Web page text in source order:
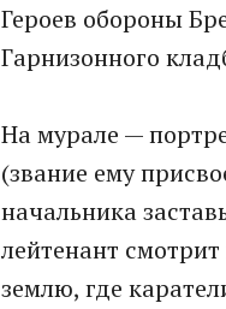
Героев обороны
Гарнизонного
На мурале —
(звание ему
начальника
лейтенант
землю, где